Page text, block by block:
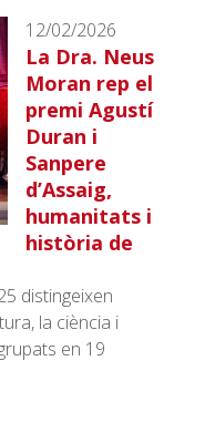
12/02/2026
La Dra. Neus
Moran rep el
premi Agustí
Duran i
Sanpere
d’Assaig,
humanitats i
història de
distingeixen
la ciència i
en 19